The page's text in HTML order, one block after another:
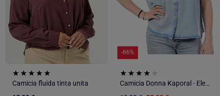
Camicia fluida tinta unita
-66%
Camicia Donna Kaporal - Eleganza e Stile